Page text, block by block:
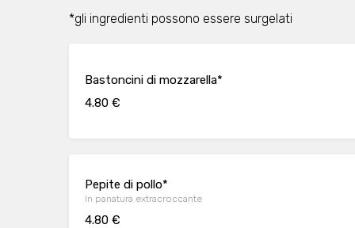
*gli ingredienti possono essere surgelati
Bastoncini di mozzarella*
4.80 €
Pepite di pollo*
In panatura extracroccante
4.80 €